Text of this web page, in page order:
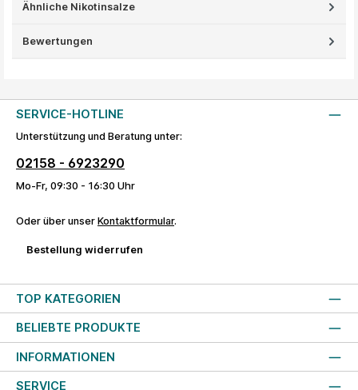
Ähnliche Nikotinsalze
Bewertungen
SERVICE-HOTLINE
Unterstützung und Beratung unter:
02158 - 6923290
Mo-Fr, 09:30 - 16:30 Uhr
Oder über unser Kontaktformular.
Bestellung widerrufen
TOP KATEGORIEN
BELIEBTE PRODUKTE
INFORMATIONEN
SERVICE